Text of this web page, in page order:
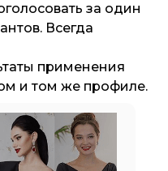
за один
Всегда
применения
и том же профиле.